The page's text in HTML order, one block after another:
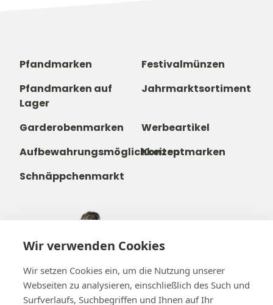
Wir verwenden Cookies
Wir setzen Cookies ein, um die Nutzung unserer
Webseiten zu analysieren, einschließlich des Such und
Surfverlaufs, Suchbegriffen und Ihnen auf Ihr
Pfandmarken
Festivalmünzen
Pfandmarken auf
Lager
Jahrmarktsortiment
Garderobenmarken
Werbeartikel
AufbewahrungsmöglichkeitenKonzeptmarken
Schnäppchenmarkt
+32488237146
info@b-token.eu